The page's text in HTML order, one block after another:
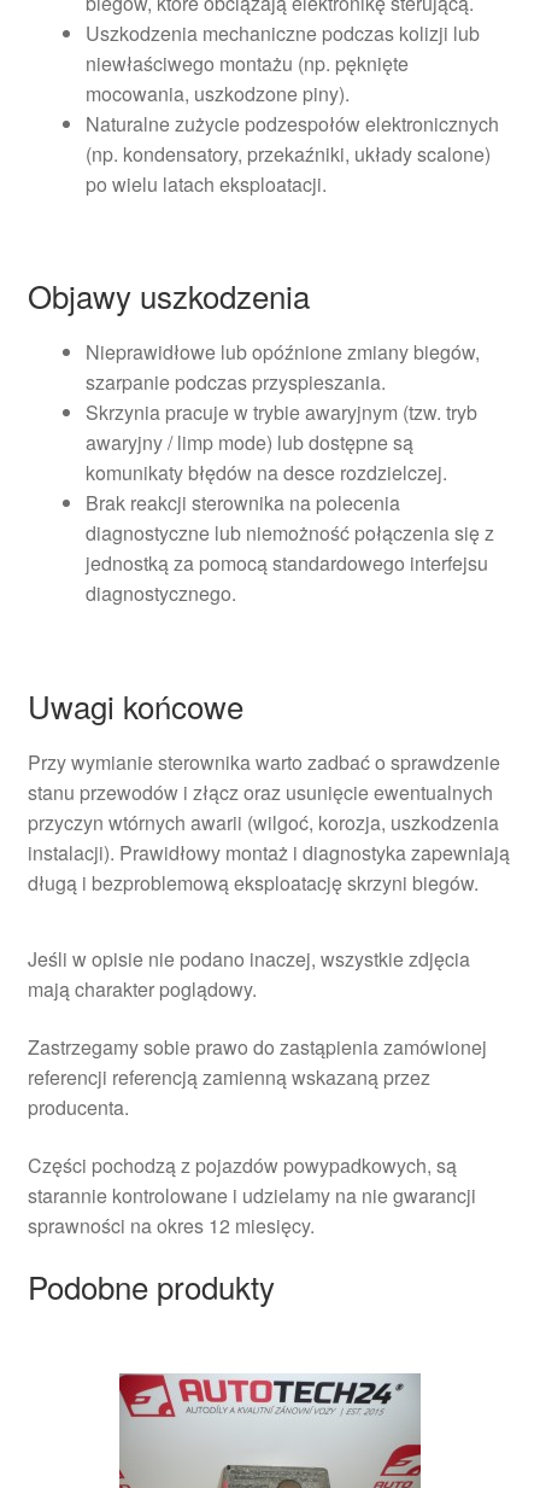
Uszkodzenia mechaniczne podczas kolizji lub
niewłaściwego montażu (np. pęknięte
mocowania, uszkodzone piny).
Naturalne zużycie podzespołów elektronicznych
(np. kondensatory, przekaźniki, układy scalone)
po wielu latach eksploatacji.
Objawy uszkodzenia
Nieprawidłowe lub opóźnione zmiany biegów,
szarpanie podczas przyspieszania.
Skrzynia pracuje w trybie awaryjnym (tzw. tryb
awaryjny / limp mode) lub dostępne są
komunikaty błędów na desce rozdzielczej.
Brak reakcji sterownika na polecenia
diagnostyczne lub niemożność połączenia się z
jednostką za pomocą standardowego interfejsu
diagnostycznego.
Uwagi końcowe
Przy wymianie sterownika warto zadbać o sprawdzenie
stanu przewodów i złącz oraz usunięcie ewentualnych
przyczyn wtórnych awarii (wilgoć, korozja, uszkodzenia
instalacji). Prawidłowy montaż i diagnostyka zapewniają
długą i bezproblemową eksploatację skrzyni biegów.
Jeśli w opisie nie podano inaczej, wszystkie zdjęcia
mają charakter poglądowy.
Zastrzegamy sobie prawo do zastąpienia zamówionej
referencji referencją zamienną wskazaną przez
producenta.
Części pochodzą z pojazdów powypadkowych, są
starannie kontrolowane i udzielamy na nie gwarancji
sprawności na okres 12 miesięcy.
Podobne produkty